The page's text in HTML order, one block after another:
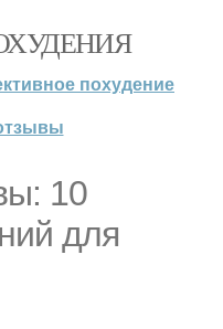
похудение
10
для